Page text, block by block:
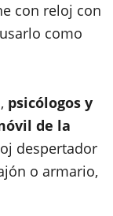
con reloj con
como
psicólogos y
de la
despertador
o armario,